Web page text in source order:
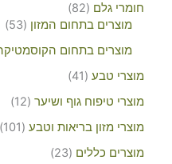
חומרי גלם
82
מוצרים בתחום המזון
53
מוצרים בתחום
מוצרי טבע
41
מוצרי טיפוח גוף ושיער 12
מוצרי מזון בריאות וטבע
101
מוצרים כללים
23